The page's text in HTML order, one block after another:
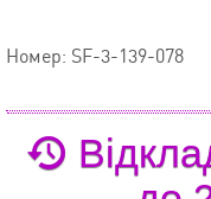
Номер: SF-3-139-078